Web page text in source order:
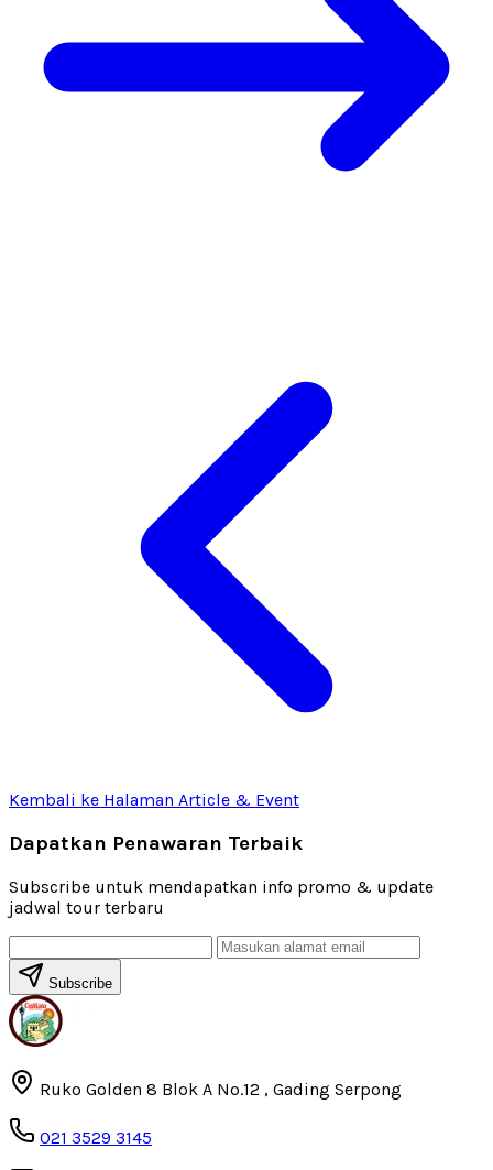
Kembali ke Halaman Article & Event
Dapatkan Penawaran Terbaik
Subscribe untuk mendapatkan info promo & update
jadwal tour terbaru
Subscribe
Ruko Golden 8 Blok A No.12 , Gading Serpong
021 3529 3145